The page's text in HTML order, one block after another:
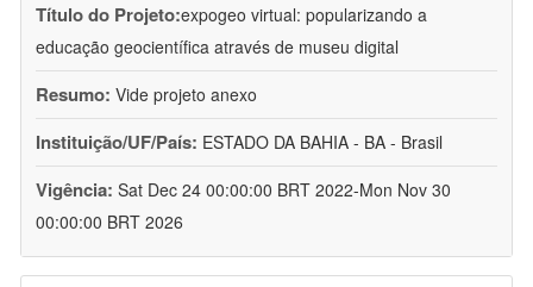
Título do Projeto:expogeo virtual: popularizando a
educação geocientífica através de museu digital
Resumo: Vide projeto anexo
Instituição/UF/País: ESTADO DA BAHIA - BA - Brasil
Vigência: Sat Dec 24 00:00:00 BRT 2022-Mon Nov 30
00:00:00 BRT 2026